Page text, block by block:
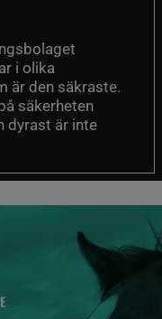
i olika
är den säkraste.
säkerheten
dyrast är inte